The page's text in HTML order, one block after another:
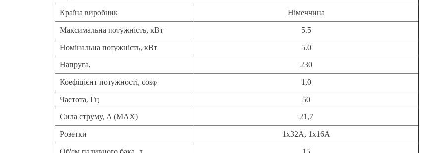
Країна виробник Німеччина
Максимальна потужність, кВт 5.5
Номінальна потужність, кВт 5.0
Напруга, 230
Коефіцієнт потужності, cosφ 1,0
Частота, Гц 50
Сила струму, А (MAX) 21,7
Розетки 1x32A, 1х16А
Об'єм паливного бака, л 15